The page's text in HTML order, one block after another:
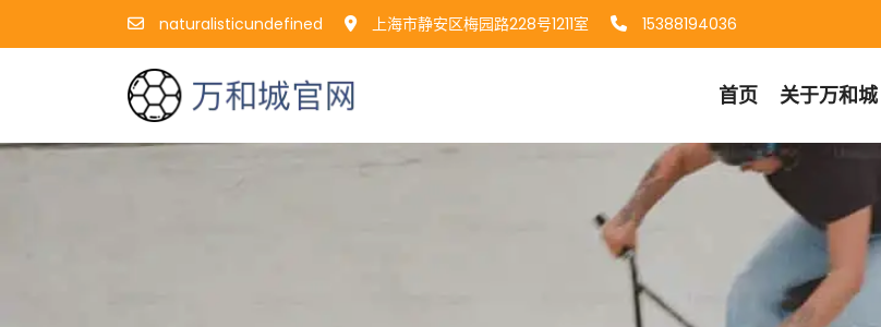
naturalisticundefined 上海市静安区梅园路228号1211室 15388194036
首页 关于万和城